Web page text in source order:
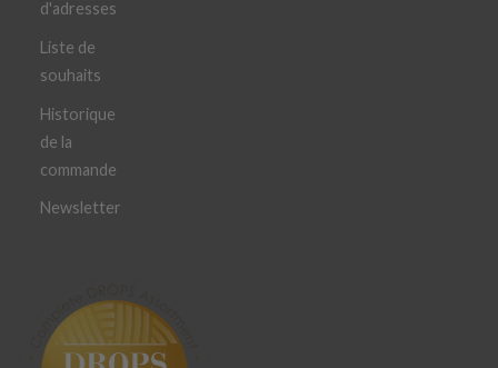
d'adresses
Liste de
souhaits
Historique
de la
commande
Newsletter